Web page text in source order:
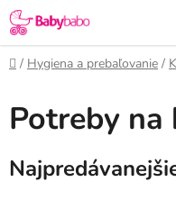
Prejsť
na
obsah
Domov
/ Hygiena a prebaľovanie /
B
o
č
n
Potreby na